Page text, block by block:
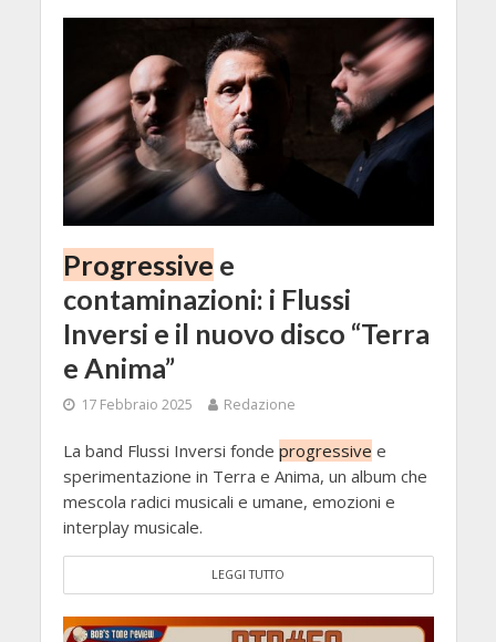
Progressive e
contaminazioni: i Flussi
Inversi e il nuovo disco “Terra
e Anima”
17 Febbraio 2025 Redazione
La band Flussi Inversi fonde progressive e
sperimentazione in Terra e Anima, un album che
mescola radici musicali e umane, emozioni e
interplay musicale.
LEGGI TUTTO